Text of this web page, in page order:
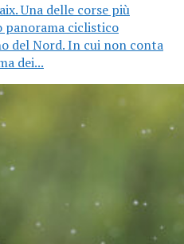
Una delle corse più
panorama ciclistico
del Nord. In cui non conta
dei...